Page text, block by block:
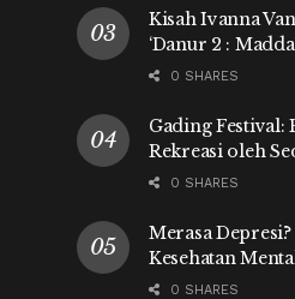
Kisah Ivanna
‘Danur 2 :
0 SHARES
Gading Festival:
Rekreasi oleh
0 SHARES
Merasa
Kesehatan
0 SHARES